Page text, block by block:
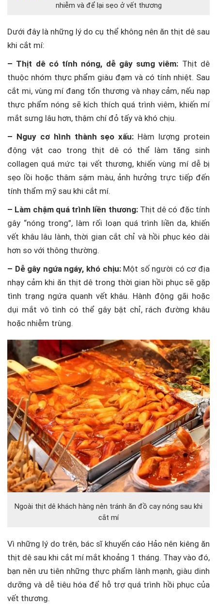
nhiễm và để lại sẹo ở vết thương
Dưới đây là những lý do cụ thể không nên ăn thịt dê sau
khi cắt mí:
– Thịt dê có tính nóng, dễ gây sưng viêm: Thịt dê
thuộc nhóm thực phẩm giàu đạm và có tính nhiệt. Sau
cắt mi, vùng mí đang tổn thương và nhạy cảm, nếu nạp
thực phẩm nóng sẽ kích thích quá trình viêm, khiến mí
mắt sưng lâu hơn, thậm chí đỏ tấy và khó chịu.
– Nguy cơ hình thành sẹo xấu: Hàm lượng protein
động vật cao trong thịt dê có thể làm tăng sinh
collagen quá mức tại vết thương, khiến vùng mí dễ bị
sẹo lồi hoặc thâm sậm màu, ảnh hưởng trực tiếp đến
tính thẩm mỹ sau khi cắt mí.
– Làm chậm quá trình liền thương: Thịt dê có đặc tính
gây “nóng trong”, làm rối loạn quá trình liền da, khiến
vết khâu lâu lành, thời gian cắt chỉ và hồi phục kéo dài
hơn so với thông thường.
– Dễ gây ngứa ngáy, khó chịu:Một số người có cơ địa
nhạy cảm khi ăn thịt dê trong thời gian hồi phục sẽ gặp
tình trạng ngứa quanh vết khâu. Hành động gãi hoặc
dụi mắt vô tình có thể gây bật chỉ, rách đường khâu
hoặc nhiễm trùng.
Ngoài thịt dê khách hàng nên tránh ăn đồ cay nóng sau khi
cắt mí
Vì những lý do trên, bác sĩ khuyến cáo Hảo nên kiêng ăn
thịt dê sau khi cắt mí mắt khoảng 1 tháng. Thay vào đó,
bạn nên ưu tiên những thực phẩm lành mạnh, giàu dinh
dưỡng và dễ tiêu hóa để hỗ trợ quá trình hồi phục của
vết thương.